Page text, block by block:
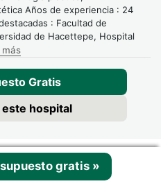
Años de experiencia : 24
: Facultad de
de Hacettepe, Hospital
más
Gratis
hospital
/ 12 Hospitalesgratis »